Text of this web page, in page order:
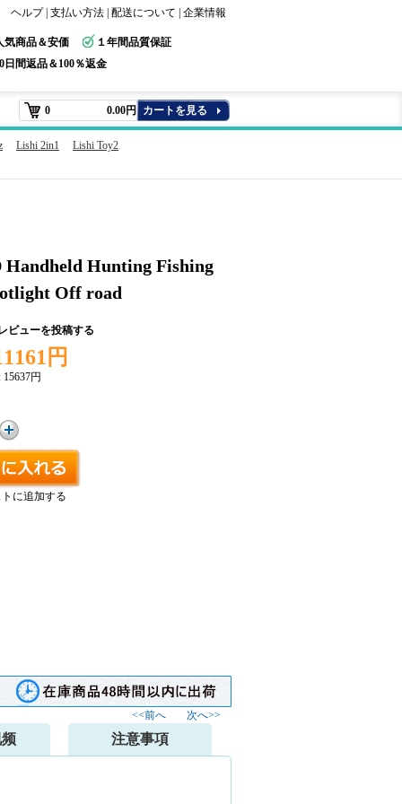
ヘルプ 支払い方法 配送について 企業情報
気商品＆安価
１年間品質保証
日間返品＆100％返金
0 0.00円 カートを見る
Lishi 2in1 Lishi Toy2
Handheld Hunting Fishing
Off road
ビューを投稿する
円
15637円
に追加する
<<前へ 次へ>>
注意事項